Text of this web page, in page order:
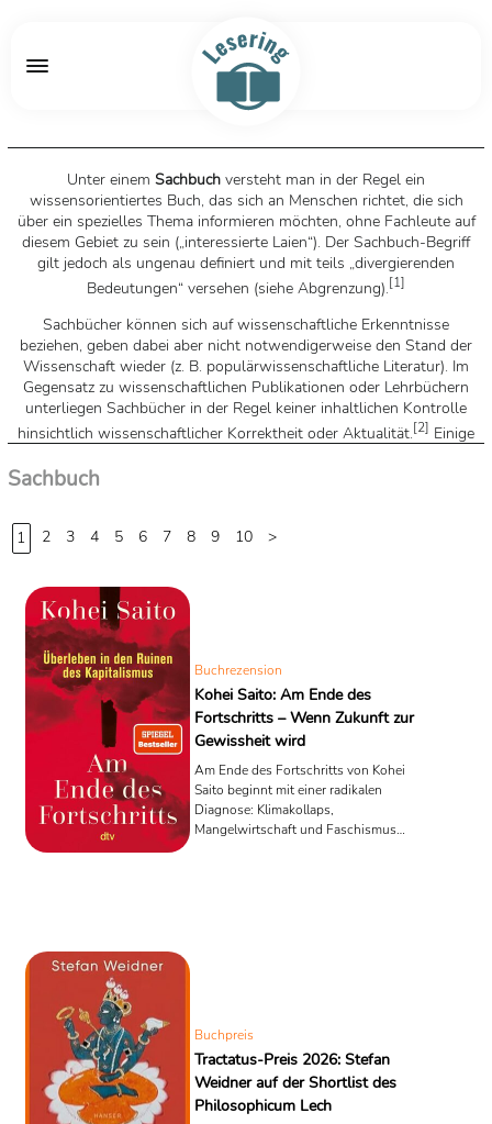
Unter einem Sachbuch versteht man in der Regel ein
wissensorientiertes Buch, das sich an Menschen richtet, die sich
über ein spezielles Thema informieren möchten, ohne Fachleute auf
diesem Gebiet zu sein („interessierte Laien“). Der Sachbuch-Begriff
gilt jedoch als ungenau definiert und mit teils „divergierenden
Bedeutungen“ versehen (siehe Abgrenzung).[1]
Sachbücher können sich auf wissenschaftliche Erkenntnisse
beziehen, geben dabei aber nicht notwendigerweise den Stand der
Wissenschaft wieder (z. B. populärwissenschaftliche Literatur). Im
Gegensatz zu wissenschaftlichen Publikationen oder Lehrbüchern
unterliegen Sachbücher in der Regel keiner inhaltlichen Kontrolle
hinsichtlich wissenschaftlicher Korrektheit oder Aktualität.[2] Einige
pseudo- oder antiwissenschaftliche Elemente enthalten.
Sachbuch
1 2 3 4 5 6 7 8 9 10 >
Buchrezension
Kohei Saito: Am Ende des
Fortschritts – Wenn Zukunft zur
Gewissheit wird
Am Ende des Fortschritts von Kohei
Saito beginnt mit einer radikalen
Diagnose: Klimakollaps,
Mangelwirtschaft und Faschismus
Buchpreis
Tractatus-Preis 2026: Stefan
Weidner auf der Shortlist des
Philosophicum Lech